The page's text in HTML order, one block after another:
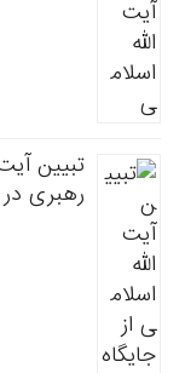
تبیین
رهبری